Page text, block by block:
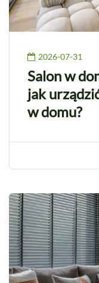
2026-07-31
Salon w
jak
w domu?